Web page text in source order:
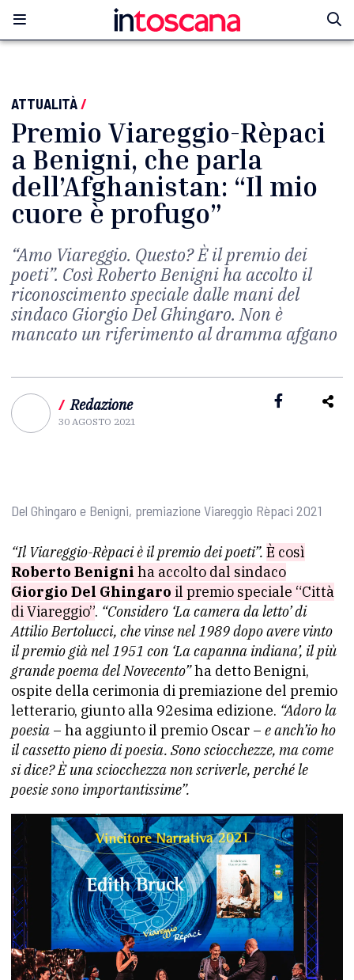
ATTUALITÀ/
Premio Viareggio-Rèpaci
a Benigni, che parla
dell’Afghanistan: “Il mio
cuore è profugo”
“Amo Viareggio. Questo? È il premio dei
poeti”. Così Roberto Benigni ha accolto il
riconoscimento speciale dalle mani del
sindaco Giorgio Del Ghingaro. Non è
mancato un riferimento al dramma afgano
/ Redazione
30 AGOSTO 2021
Del Ghingaro e Benigni, premiazione Viareggio Rèpaci 2021
“Il Viareggio-Rèpaci è il premio dei poeti”. È così
Roberto Benigni ha accolto dal sindaco
Giorgio Del Ghingaro il premio speciale “Città
di Viareggio”. “Considero ‘La camera da letto’ di
Attilio Bertolucci, che vinse nel 1989 dopo avere vinto
il premio già nel 1951 con ‘La capanna indiana’, il più
grande poema del Novecento”ha detto Benigni,
ospite della cerimonia di premiazione del premio
letterario, giunto alla 92esima edizione. “Adoro la
poesia – ha aggiunto il premio Oscar – e anch’io ho
il cassetto pieno di poesia. Sono sciocchezze, ma come
si dice? È una sciocchezza non scriverle, perché le
poesie sono importantissime”.